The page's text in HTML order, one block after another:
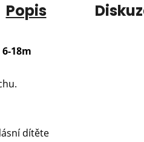
Popis
18m
dítěte